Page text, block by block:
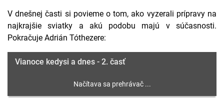
V dnešnej časti si povieme o tom, ako vyzerali prípravy na
najkrajšie sviatky a akú podobu majú v súčasnosti.
Pokračuje Adrián Tóthezere:
Vianoce kedysi a dnes - 2. časť